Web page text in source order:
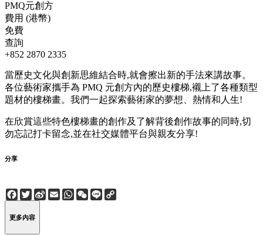
PMQ元創方
費用 (港幣)
免費
查詢
+852 2870 2335
當歷史文化與創新思維結合時,就會擦出新的手法來講故事。
各位藝術家攜手為 PMQ 元創方內的歷史樓梯,襯上了各種類型
題材的樓梯畫。我們一起探索藝術家的夢想、熱情和人生!
在欣賞這些特色樓梯畫的創作及了解背後創作故事的同時,切
勿忘記打卡留念,並在社交媒體平台與親友分享!
分享
Facebook
Twitter
Sina
Weibo
EmailWhatsApp
WeChat
Line
更多內容